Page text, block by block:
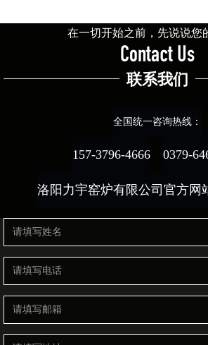
在一切开始之前，先说说您
Contact Us
联系我们
全国统一咨询热线：
157-3796-4666 0379-
洛阳力宇窑炉有限公司官方网